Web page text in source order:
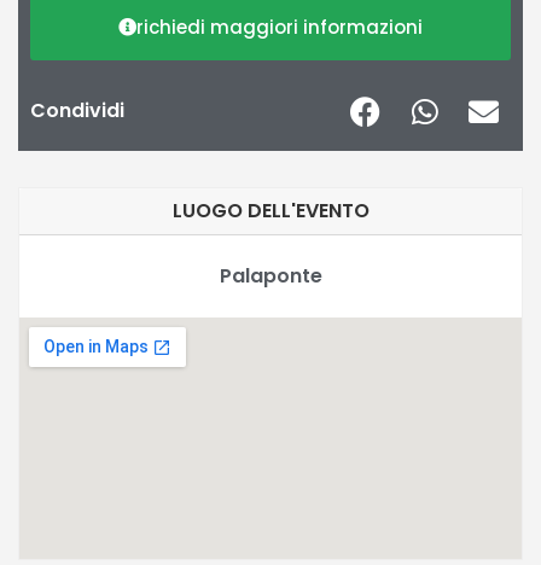
richiedi maggiori informazioni
Condividi
LUOGO DELL'EVENTO
Palaponte